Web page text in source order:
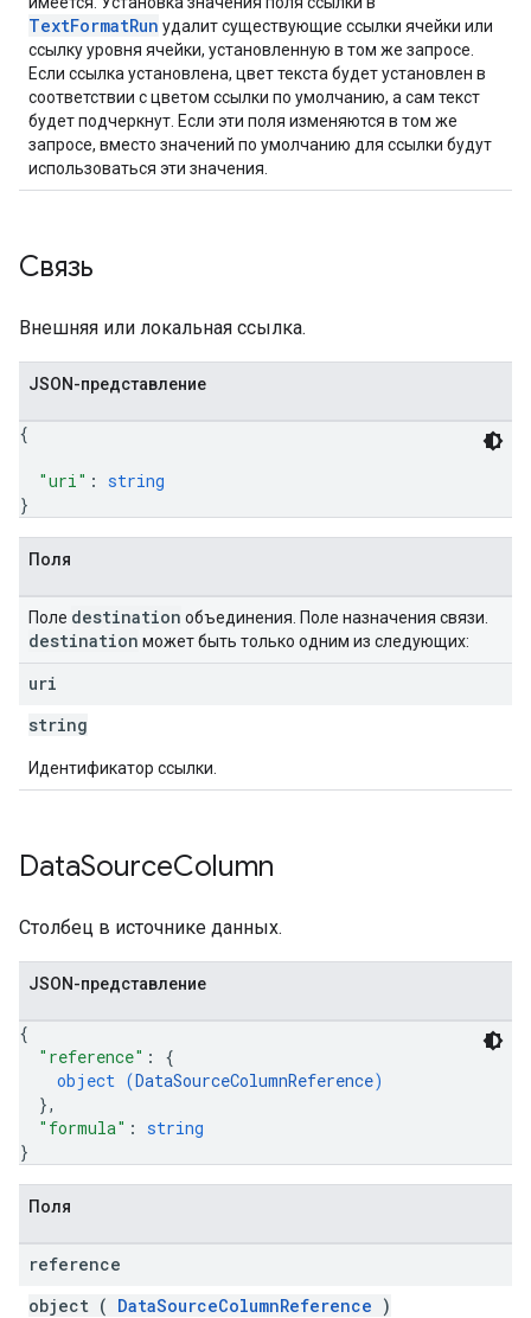
TextFormatRun удалит существующие ссылки ячейки или
ссылку уровня ячейки, установленную в том же запросе.
Если ссылка установлена, цвет текста будет установлен в
соответствии с цветом ссылки по умолчанию, а сам текст
будет подчеркнут. Если эти поля изменяются в том же
запросе, вместо значений по умолчанию для ссылки будут
использоваться эти значения.
Связь
Внешняя или локальная ссылка.
JSON-представление
{
"uri" : string
}
Поля
Поле destination объединения. Поле назначения связи.
destination может быть только одним из следующих:
uri
string
Идентификатор ссылки.
DataSourceColumn
Столбец в источнике данных.
JSON-представление
{
"reference" : {
object (DataSourceColumnReference)
},
"formula" : string
}
Поля
reference
object ( DataSourceColumnReference )